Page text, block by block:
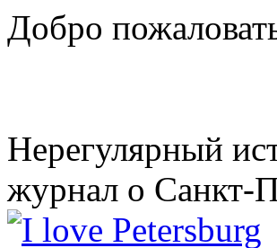
Добро
Нерегулярный
журнал о Санкт-